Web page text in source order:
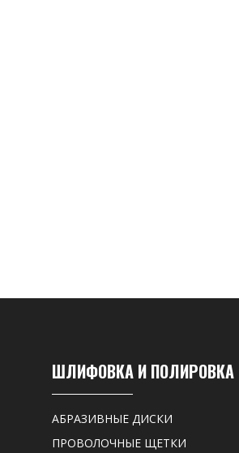
ШЛИФОВКА И ПОЛИРОВКА
АБРАЗИВНЫЕ ДИСКИ
ПРОВОЛОЧНЫЕ ЩЕТКИ